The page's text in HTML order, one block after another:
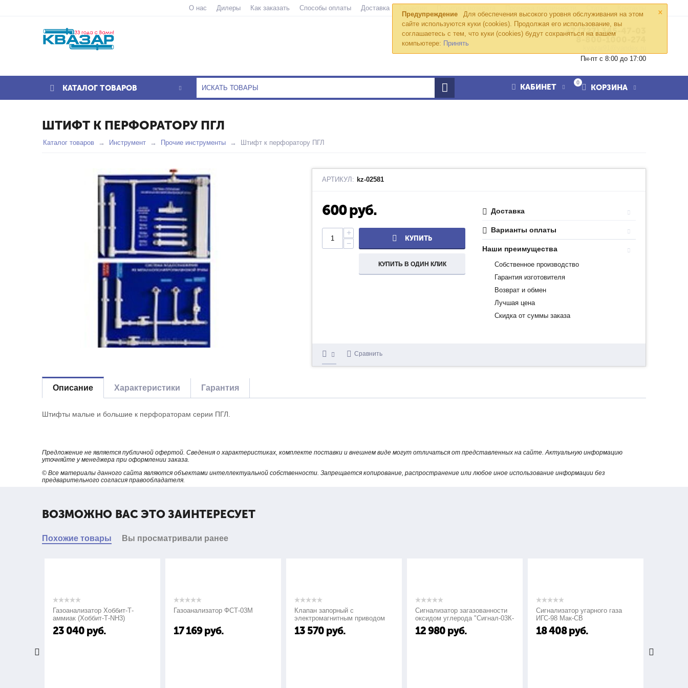
×
Предупреждение
Для обеспечения высокого уровня обслуживания на этом
сайте используются куки (cookies). Продолжая его использование, вы
соглашаетесь с тем, что куки (cookies) будут сохраняться на вашем
компьютере: Принять
О нас Дилеры Как заказать Способы оплаты Доставка
+7 (727) 345-47-03
Пн-пт с 8:00 до 17:00
КАТАЛОГ ТОВАРОВ
0
КОРЗИНА
КАБИНЕТ
ШТИФТ К ПЕРФОРАТОРУ ПГЛ
Каталог товаров Инструмент Прочие инструменты Штифт к перфоратору ПГЛ
АРТИКУЛ: kz-02581
600руб.
+
−
КУПИТЬ
КУПИТЬ В ОДИН КЛИК
Доставка
Варианты оплаты
Наши преимущества
Собственное производство
Гарантия изготовителя
Возврат и обмен
Лучшая цена
Скидка от суммы заказа
Сравнить
Описание Характеристики Гарантия
Штифты малые и большие к перфораторам серии ПГЛ.
Предложение не является публичной офертой. Сведения о характеристиках, комплекте поставки и внешнем виде могут отличаться от представленных на сайте. Актуальную информацию
уточняйте у менеджера при оформлении заказа.
© Все материалы данного сайта являются объектами интеллектуальной собственности. Запрещается копирование, распространение или любое иное использование информации без
предварительного согласия правообладателя.
ВОЗМОЖНО ВАС ЭТО ЗАИНТЕРЕСУЕТ
Похожие товары Вы просматривали ранее
Газоанализатор Хоббит-Т-
аммиак (Хоббит-Т-NH3)
23 040 руб.
Газоанализатор ФСТ-03М
17 169 руб.
Клапан запорный с
электромагнитным приводом
КЗМЭФ
13 570 руб.
Сигнализатор загазованности
оксидом углерода "Сигнал-03К-
СО"
12 980 руб.
Сигнализатор угарного газа
ИГС-98 Мак-СВ
18 408 руб.